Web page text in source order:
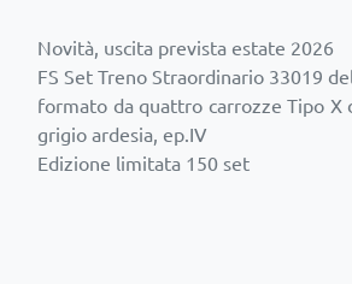
Novità, uscita prevista estate 2026
FS Set Treno Straordinario 33019
formato da quattro carrozze Tipo X
grigio ardesia, ep.IV
Edizione limitata 150 set